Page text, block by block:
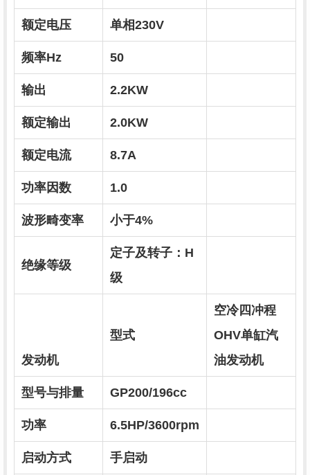
额定电压 单相230V
频率Hz 50
输出 2.2KW
额定输出 2.0KW
额定电流 8.7A
功率因数 1.0
波形畸变率 小于4%
绝缘等级
定子及转子：H
级
发动机
型式
空冷四冲程
OHV单缸汽
油发动机
型号与排量 GP200/196cc
功率 6.5HP/3600rpm
启动方式 手启动